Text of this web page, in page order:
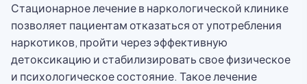
Стационарное лечение в наркологической клинике
позволяет пациентам отказаться от употребления
наркотиков, пройти через эффективную
детоксикацию и стабилизировать свое физическое
и психологическое состояние. Такое лечение